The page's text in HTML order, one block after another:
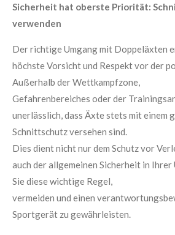
Sicherheit hat oberste Priorität:
verwenden
Der richtige Umgang mit Doppeläxten
höchste Vorsicht und Respekt vor der
Außerhalb der
Gefahrenbereiches oder der
unerlässlich, dass Äxte stets mit einem
Schnittschutz
Dies dient nicht nur dem Schutz vor
auch der allgemeinen Sicherheit in Ihrer
Sie diese wichtige Regel, um
vermeiden und einen
Sportgerät zu gewährleisten.